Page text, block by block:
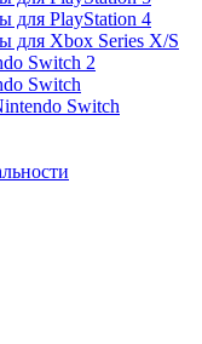
для PlayStation 4
для Xbox Series X/S
Switch 2
Switch
Switch